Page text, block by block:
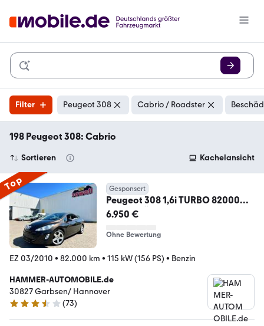
Filter Peugeot 308 Cabrio / Roadster
198 Peugeot 308: Cabrio
Sortieren Kachelansicht
Top Gesponsert
Peugeot 308 1,6i TURBO 82000
KM AT- TÜV 5.28 ALU KLIMAAU
6.950 €
Ohne Bewertung
EZ 03/2010 • 82.000 km • 115 kW (156 PS) • Benzin
HAMMER-AUTOMOBILE.de
30827 Garbsen/ Hannover
3.4 Sterne
(73)